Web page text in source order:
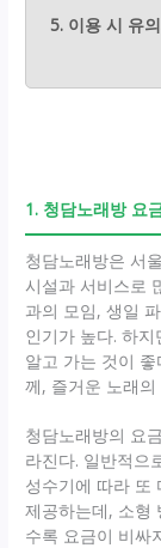
5. 이용 시 유
1. 청담노래방 요
청담노래방은 서
시설과 서비스로
과의 모임, 생일
인기가 높다. 하
알고 가는 것이
께, 즐거운 노래
청담노래방의 요
라진다. 일반적으
성수기에 따라 또
제공하는데, 소형
수록 요금이 비싸